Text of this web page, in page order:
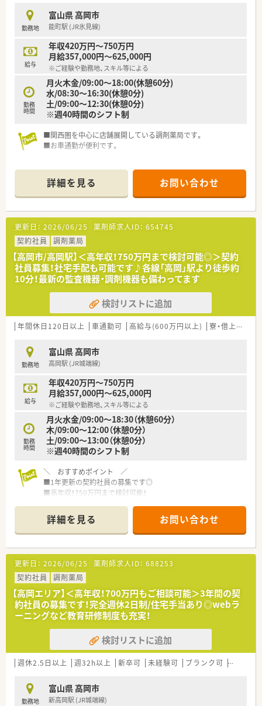
勤務地
富山県 高岡市
能町駅 (JR氷見線)
給与
年収420万円～750万円
月給357,000円～625,000円
※ご経験や勤務地、スキル等による
勤務
時間
月火木金/09:00～18:00(休憩60分)
水/08:30～16:30(休憩0分)
土/09:00～12:30(休憩0分)
※週40時間のシフト制
■関西圏を中心に店舗展開している調剤薬局です。
■お車通勤が便利です。
詳細を見る お問い合わせ
更新日： 2026/06/25 薬剤師求人ID： 654745
契約社員
調剤薬局
【高岡市/高岡駅】＜高年収！750万円まで検討可能◎＞契約
社員募集！社宅手配も可能です♪各線「高岡」駅より徒歩約
10分！最新の監査機器・調剤機器も備わってます
検討リストに追加
年間休日120日以上 車通勤可 高給与(600万円以上) 寮・借上社宅あり
勤務地
富山県 高岡市
高岡駅 (JR城端線)
給与
年収420万円～750万円
月給357,000円～625,000円
※ご経験や勤務地、スキル等による
勤務
時間
月火水金/09:00～18:30（休憩60分）
木/09:00～12:00（休憩0分）
土/09:00～13:00（休憩0分）
※週40時間のシフト制
＼ おすすめポイント ／
■1年更新の契約社員の募集です◎
■高年収！750万円まで検討可能！
■最新設備も整っています♪
＼ こんな会社です ／
■関西を中心に100店舗以上の薬局を展開する大手調剤薬局で
す。
■研修制度も充実しており、階層別研修・勉強会を実施していま
す。
■「患者様との距離が近づく薬局」を目指し
丁寧な情報提供と温かみのある対応を心がけています。
詳細を見る お問い合わせ
更新日： 2026/06/25 薬剤師求人ID： 688253
契約社員
調剤薬局
【高岡エリア】＜高年収！700万円もご相談可能＞3年間の契
約社員の募集です！完全週休2日制/住宅手当あり◎webラ
ーニングなど教育研修制度も充実！
検討リストに追加
週休2.5日以上 週32h以上 新卒可 未経験可 ブランク可 車通勤可
勤務地
富山県 高岡市
新高岡駅 (JR城端線)